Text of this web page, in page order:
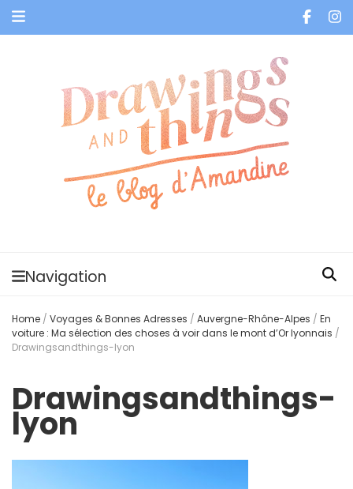
Navigation
Home / Voyages & Bonnes Adresses / Auvergne-Rhône-Alpes / En
voiture : Ma sélection des choses à voir dans le mont d’Or lyonnais /
Drawingsandthings-lyon
Drawingsandthings-
lyon